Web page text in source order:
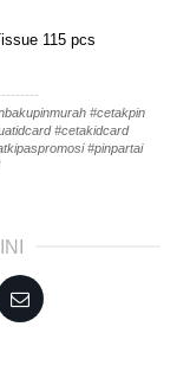
115 pcs
#cetakpin
#cetakidcard
#pinpartai